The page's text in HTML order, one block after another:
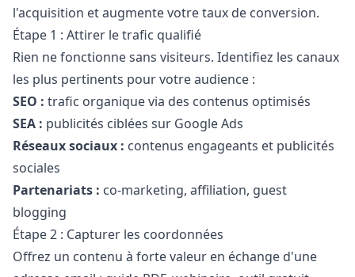
l'acquisition et augmente votre taux de conversion.
Étape 1 : Attirer le trafic qualifié
Rien ne fonctionne sans visiteurs. Identifiez les canaux
les plus pertinents pour votre audience :
SEO : trafic organique via des contenus optimisés
SEA : publicités ciblées sur Google Ads
Réseaux sociaux : contenus engageants et publicités
sociales
Partenariats : co-marketing, affiliation, guest
blogging
Étape 2 : Capturer les coordonnées
Offrez un contenu à forte valeur en échange d'une